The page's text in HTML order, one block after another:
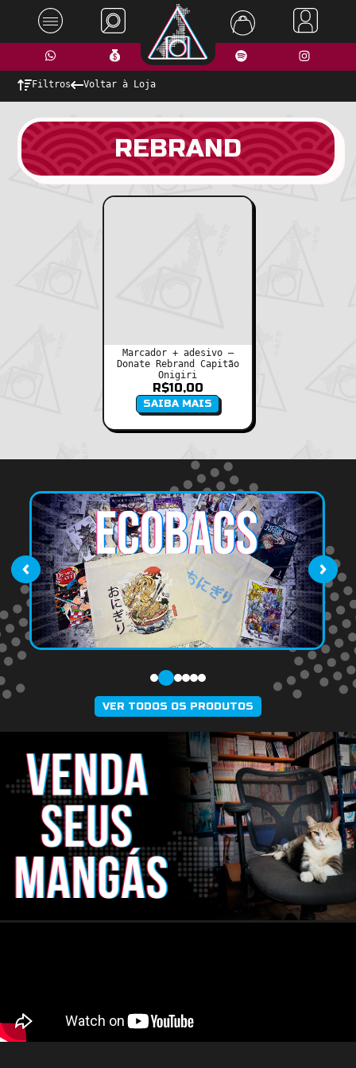
Filtros Voltar à Loja
REBRAND
Marcador + adesivo –
Donate Rebrand Capitão
Onigiri
R$10,00
SAIBA MAIS
‹ ›
VER TODOS OS PRODUTOS